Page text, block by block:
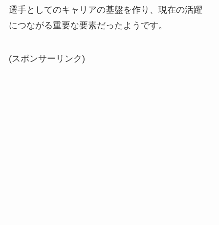
選手としてのキャリアの基盤を作り、現在の活躍
につながる重要な要素だったようです。
(スポンサーリンク)